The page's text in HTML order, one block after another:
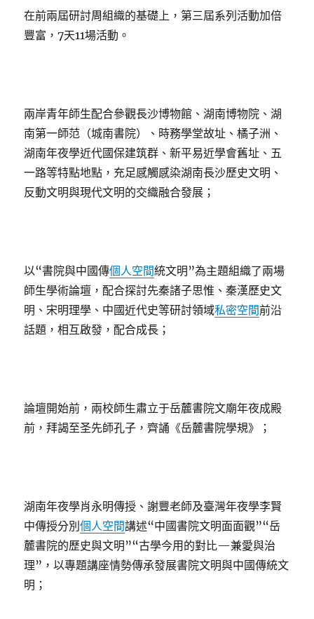
在前兩屆研討周組織的基礎上，第三屆系列活動加倍
豐富，7天11場活動。
兩岸青年師生配合參觀長沙博物館、湖南博物院、湖
南第一師范（城南書院）、時務學堂故址、橘子洲、
湖南年夜學近代國保建筑群、新平易近學會舊址、五
一路等特點地點，充足感觸感染湖南長沙歷史文明、
反動文明與現代文明的交織融合發展；
以“書院與中國傳個人空間統文明”為主題組織了兩場
師生學術論壇，配合探討先秦諸子思惟、秦漢歷史文
明、宋明理學、中國近代史等研討領域私密空間前沿
話題，相互啟發，配合成長；
論壇開始前，兩校師生肅立于岳麓書院文廟年夜成殿
前，拜謁至圣先師孔子，齊誦《岳麓書院學規》；
湖南年夜學肖永明傳授、謝豐老師及臺灣年夜學李賢
中傳授分別個人空間講述“中國書院文明面面觀”“岳
麓書院的歷史與文明”“古學今用的對比—兼愛與治
理”，以專題講座情勢傳承發展書院文明與中國傳統文
明；